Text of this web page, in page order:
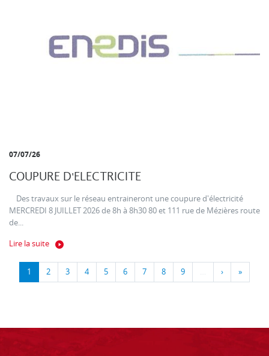
07/07/26
COUPURE D'ELECTRICITE
Des travaux sur le réseau entraineront une coupure d'électricité
MERCREDI 8 JUILLET 2026 de 8h à 8h30 80 et 111 rue de Mézières route
de...
Lire la suite
1 2 3 4 5 6 7 8 9 … › »